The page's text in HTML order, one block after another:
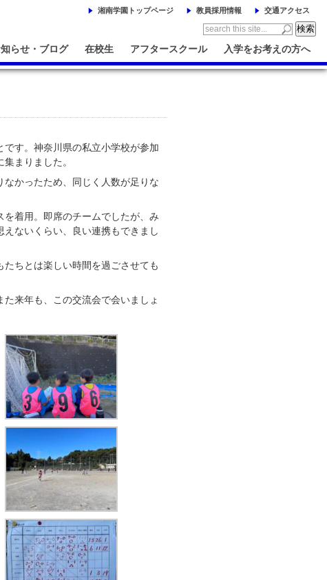
湘南学園トップページ 教員採用情報 交通アクセス
らせ・ブログ 在校生 アフタースクール 入学をお考えの方へ
す。神奈川県の私立小学校が参加
まりました。
かったため、同じく人数が足りな
着用。即席のチームでしたが、み
ないくらい、良い連携もできまし
ちとは楽しい時間を過ごさせても
来年も、この交流会で会いましょ